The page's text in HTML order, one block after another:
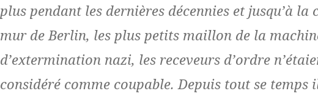
plus pendant les dernières décennies et jusqu’à la
mur de Berlin, les plus petits maillon de la
d’extermination nazi, les receveurs d’ordre
considéré comme coupable. Depuis tout se temps